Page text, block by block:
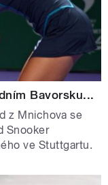
Bavorsku...
z Mnichova se
Snooker
ve Stuttgartu.